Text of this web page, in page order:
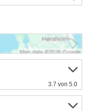
3.7 von 5.0